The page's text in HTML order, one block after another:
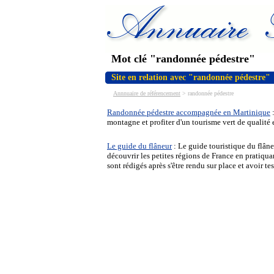
Mot clé "randonnée pédestre"
Site en relation avec "randonnée pédestre"
Annnuaire de référencement > randonnée pédestre
Randonnée pédestre accompagnée en Martinique
montagne et profiter d'un tourisme vert de
Le guide du flâneur: Le guide touristique du
découvrir les petites régions de France en
sont rédigés après s'être rendu sur place et avoir